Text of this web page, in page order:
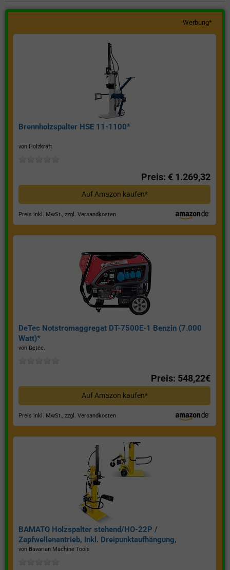
Werbung*
Brennholzspalter HSE 11-1100*
von Holzkraft
Preis: € 1.269,32
Auf Amazon kaufen*
Preis inkl. MwSt., zzgl. Versandkosten
DeTec Notstromaggregat DT-7500E-1 Benzin (7.000
Watt)*
von Detec.
Preis: 548,22€
Auf Amazon kaufen*
Preis inkl. MwSt., zzgl. Versandkosten
BAMATO Holzspalter stehend/HO-22P /
Zapfwellenantrieb, Inkl. Dreipunktaufhängung,
Spaltkraft 22 Tonnen*
von Bavarian Machine Tools